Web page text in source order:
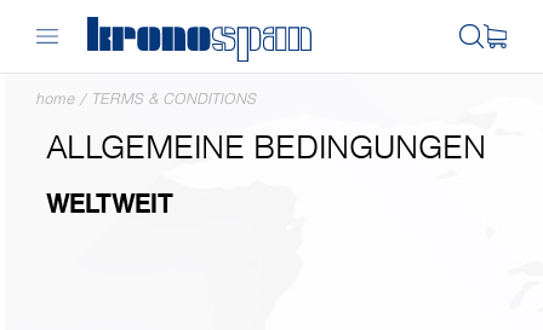
home / TERMS & CONDITIONS
ALLGEMEINE BEDINGUNGEN
WELTWEIT